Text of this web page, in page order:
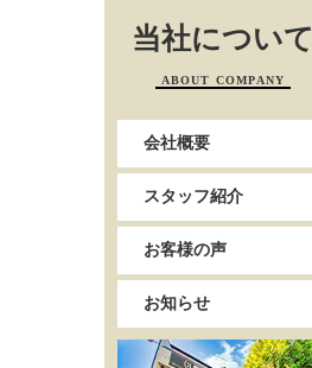
当社について
ABOUT COMPANY
会社概要
スタッフ紹介
お客様の声
お知らせ